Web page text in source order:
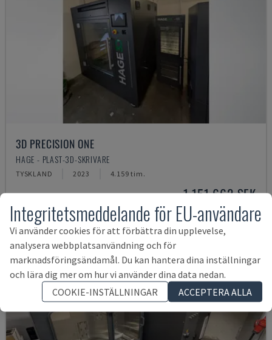
3D PRECISION ONE
HAGE - PLAST-3D-SKRIVARE
TYSKLAND 2023 4.159 tim.
1 151 662 SEK
Integritetsmeddelande för EU-användare
Vi använder cookies för att förbättra din upplevelse,
analysera webbplatsanvändning och för
marknadsföringsändamål. Du kan hantera dina inställningar
och lära dig mer om hur vi använder dina data nedan.
COOKIE-INSTÄLLNINGAR
ACCEPTERA ALLA